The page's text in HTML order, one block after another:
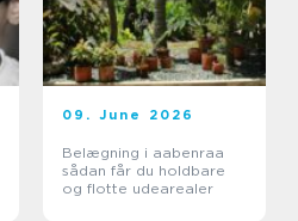
09. June 2026
Belægning i aabenraa
sådan får du holdbare
og flotte udearealer